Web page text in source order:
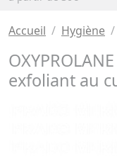
Accueil Hygiène
exfoliant au